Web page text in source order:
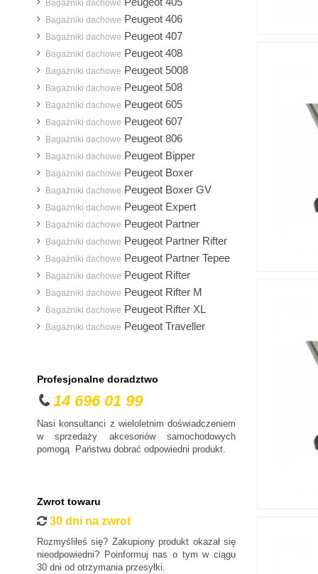
Maxus
Mazda
Mercedes-Benz
Mitsubishi
Nissan
Opel
Peugeot
Polestar
Renault
Rover
SAAB
Seat
Skoda
Tesla
Toyota
Volkswagen
Volvo
Bagażniki dachowe
Bagażniki dachowe Peugeot 406
Bagażniki dachowe Peugeot 407
Bagażniki dachowe Peugeot 408
Bagażniki dachowe Peugeot 5008
Bagażniki dachowe Peugeot 508
Bagażniki dachowe Peugeot 605
Bagażniki dachowe Peugeot 607
Bagażniki dachowe Peugeot 806
Bagażniki dachowe Peugeot Bipper
Bagażniki dachowe Peugeot Boxer
Bagażniki dachowe Peugeot Boxer GV
Bagażniki dachowe Peugeot Expert
Bagażniki dachowe Peugeot Partner
Bagażniki dachowe Peugeot Partner Rifter
Bagażniki dachowe Peugeot Partner Tepee
Bagażniki dachowe Peugeot Rifter
Bagażniki dachowe Peugeot Rifter M
Bagażniki dachowe Peugeot Rifter XL
Bagażniki dachowe Peugeot Traveller
Profesjonalne doradztwo
14 696 01 99
Nasi konsultanci z wieloletnim doświadczeniem
w sprzedaży akcesoriów samochodowych
pomogą Państwu dobrać odpowiedni produkt.
Zwrot towaru
30 dni na zwrot
Rozmyśliłeś się? Zakupiony produkt okazał się
nieodpowiedni? Poinformuj nas o tym w ciągu
30 dni od otrzymania przesyłki.